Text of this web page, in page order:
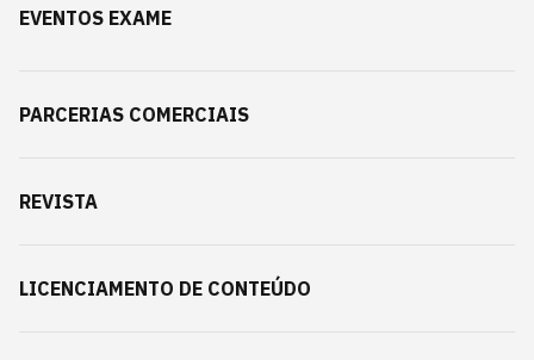
EVENTOS EXAME
PARCERIAS COMERCIAIS
REVISTA
LICENCIAMENTO DE CONTEÚDO